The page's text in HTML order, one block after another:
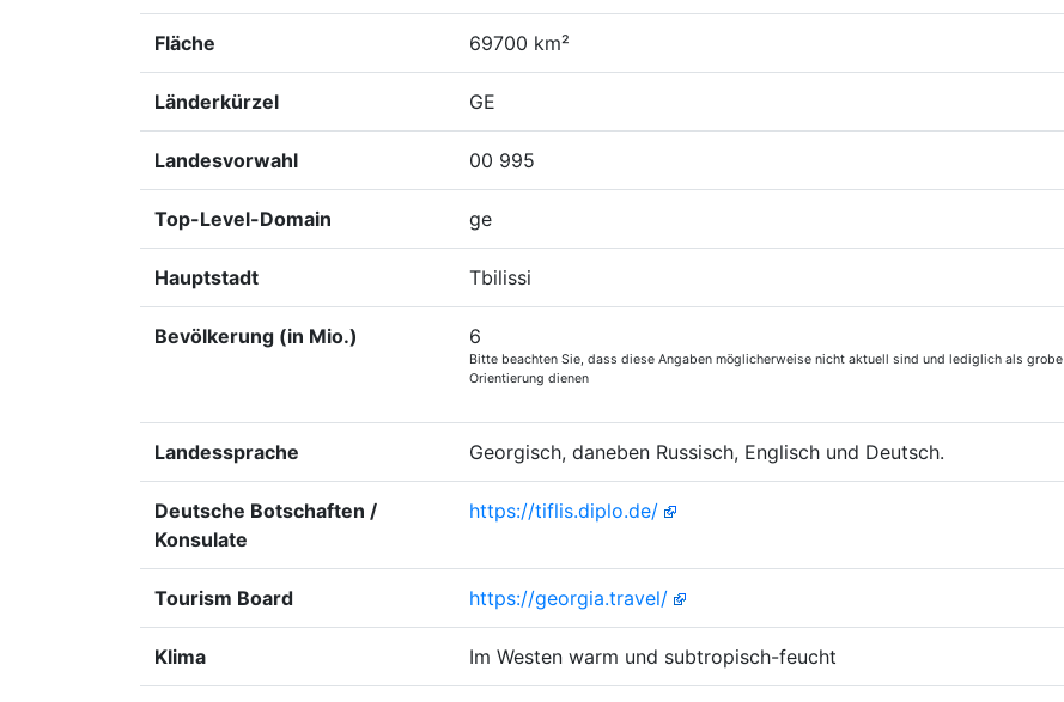
Fläche 69700 km²
Länderkürzel GE
Landesvorwahl 00 995
Top-Level-Domain ge
Hauptstadt Tbilissi
Bevölkerung (in Mio.) 6
Bitte beachten Sie, dass diese Angaben möglicherweise nicht aktuell sind und lediglich als grobe
Orientierung dienen
Landessprache Georgisch, daneben Russisch, Englisch und Deutsch.
Deutsche Botschaften /
Konsulate
https://tiflis.diplo.de/
Tourism Board https://georgia.travel/
Klima Im Westen warm und subtropisch-feucht